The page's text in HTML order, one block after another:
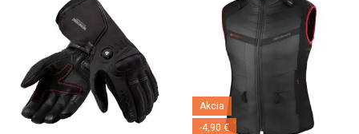
Akcia
-4,90 €